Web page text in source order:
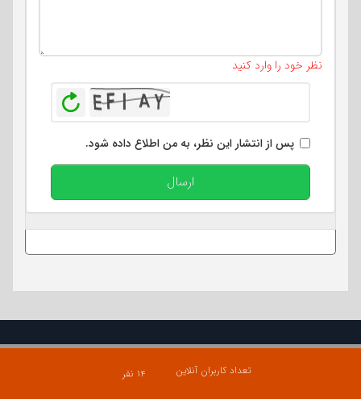
نظر خود را وارد کنید
بازخوانی
پس از انتشار این نظر، به من اطلاع داده شود.
ارسال
تعداد کاربران آنلاین
۱۴ نفر